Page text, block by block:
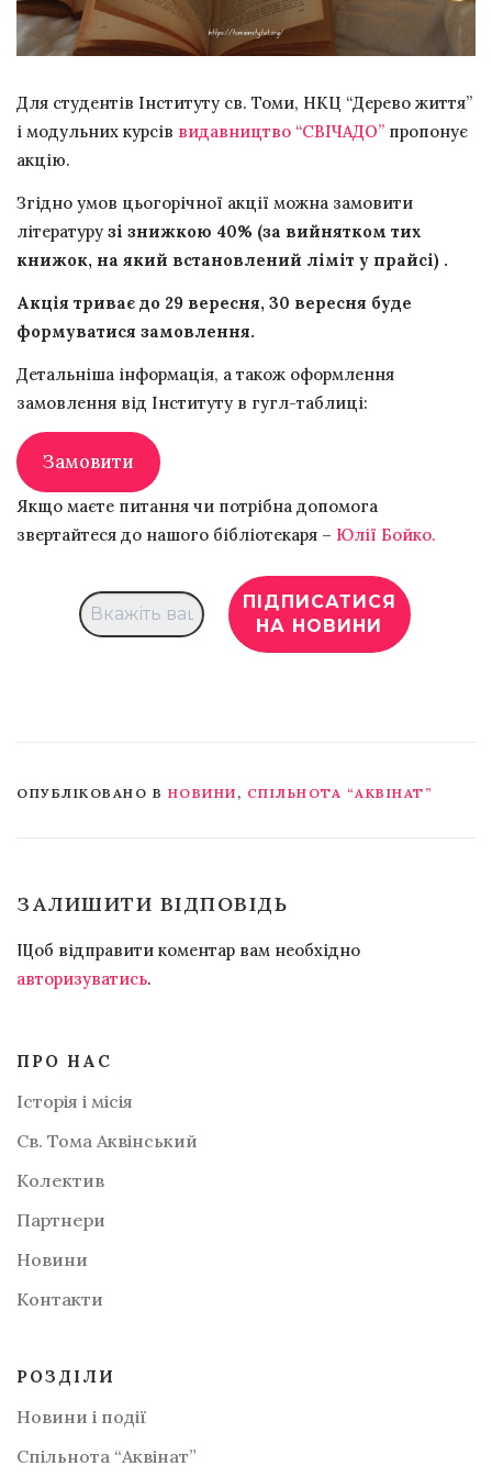
Для студентів Інституту св. Томи, НКЦ “Дерево життя”
і модульних курсів видавництво “СВІЧАДО” пропонує
акцію.
Згідно умов цьогорічної акції можна замовити
літературу зі знижкою 40% (за вийнятком тих
книжок, на який встановлений ліміт у прайсі) .
Акція триває до 29 вересня, 30 вересня буде
формуватися замовлення.
Детальніша інформація, а також оформлення
замовлення від Інституту в гугл-таблиці:
Замовити
Якщо маєте питання чи потрібна допомога
звертайтеся до нашого бібліотекаря – Юлії Бойко.
ОПУБЛІКОВАНО В НОВИНИ , СПІЛЬНОТА “АКВІНАТ”
ЗАЛИШИТИ ВІДПОВІДЬ
Щоб відправити коментар вам необхідно
авторизуватись.
ПРО НАС
Історія і місія
Св. Тома Аквінський
Колектив
Партнери
Новини
Контакти
РОЗДІЛИ
Новини і події
Спільнота “Аквінат”